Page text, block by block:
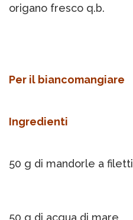
origano fresco q.b.
Per il biancomangiare
Ingredienti
50 g di mandorle a filetti